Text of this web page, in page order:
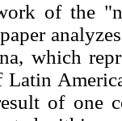
of the
which
Latin
of one